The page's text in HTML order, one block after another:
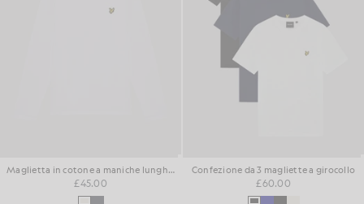
Maglietta in cotone a maniche lunghe dal taglio squadrato
£45.00
Confezione da 3 magliette a girocollo
£60.00